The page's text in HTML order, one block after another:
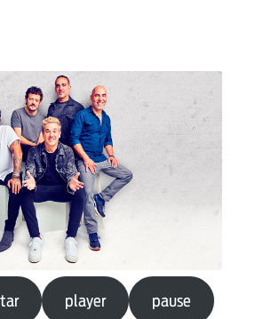
player pause